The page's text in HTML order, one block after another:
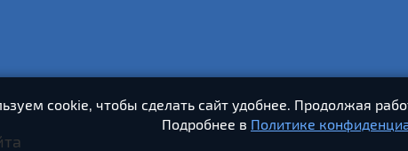
cookie, чтобы сделать сайт удобнее. Продолжая
Подробнее в Политике